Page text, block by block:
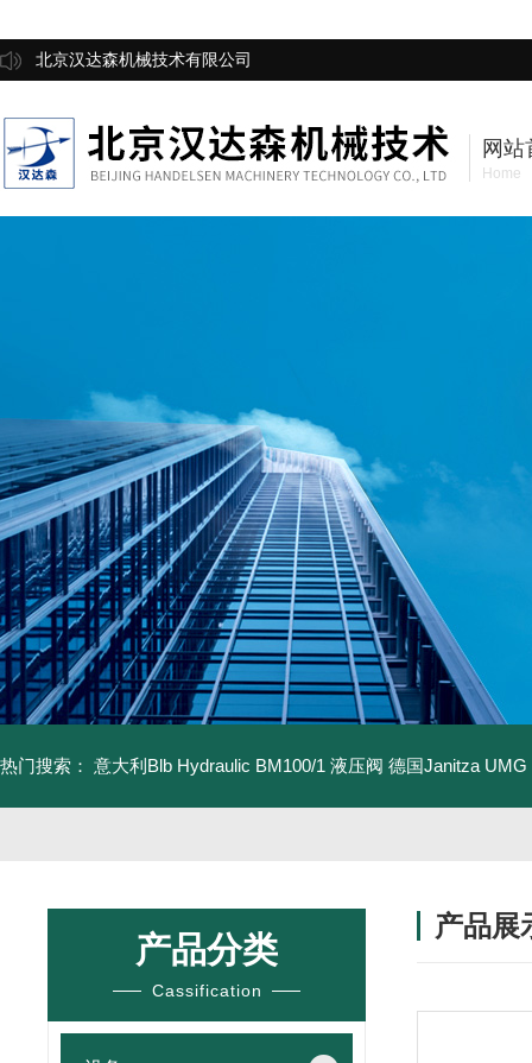
北京汉达森机械技术有限公司
网站
Home
热门搜索： 意大利Blb Hydraulic BM100/1 液压阀 德国Janitza UMG
产品分类
Cassification
产品展